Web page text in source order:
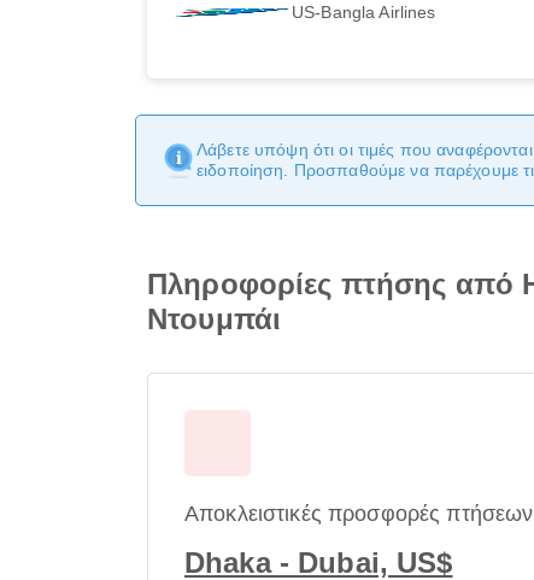
US-Bangla Airlines
Λάβετε υπόψη ότι οι τιμές που
ειδοποίηση. Προσπαθούμε να παρέχουμε
Πληροφορίες πτήσης από
Ντουμπάι
Αποκλειστικές προσφορές πτήσεων
Dhaka - Dubai, US$